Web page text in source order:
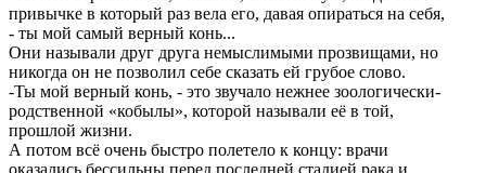
привычке в который раз вела его, давая опираться на себя,
- ты мой самый верный конь...
Они называли друг друга немыслимыми прозвищами, но
никогда он не позволил себе сказать ей грубое слово.
-Ты мой верный конь, - это звучало нежнее зоологически-
родственной «кобылы», которой называли её в той,
прошлой жизни.
А потом всё очень быстро полетело к концу: врачи
оказались бессильны перед последней стадией рака и